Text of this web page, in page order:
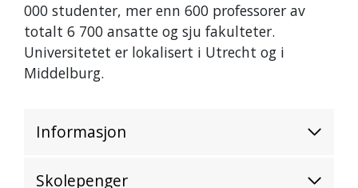
000 studenter, mer enn 600 professorer av
totalt 6 700 ansatte og sju fakulteter.
Universitetet er lokalisert i Utrecht og i
Middelburg.
Informasjon
Skolepenger